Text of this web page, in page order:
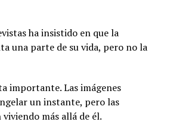
ha insistido en que la
una parte de su vida, pero no la
importante. Las imágenes
un instante, pero las
más allá de él.